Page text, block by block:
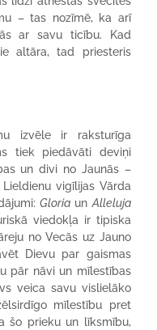
– tas nozīmē, ka arī
ar savu ticību. Kad
altāra, tad priesteris
izvēle ir raksturīga
tiek piedāvāti deviņi
un divi no Jaunās –
vigīlijas Vārda
Gloria unAlleluja
viedokļa ir tipiska
no Vecās uz Jauno
Dievu par gaismas
pār nāvi un mīlestības
veica savu vislielāko
mīlestību pret
šo prieku un līksmību,